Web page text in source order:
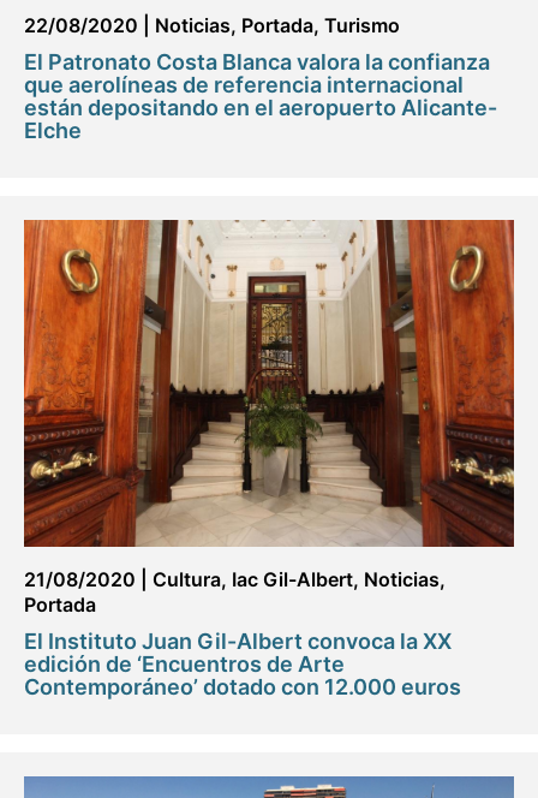
22/08/2020 Noticias, Portada, Turismo
El Patronato Costa Blanca valora la confianza
que aerolíneas de referencia internacional
están depositando en el aeropuerto Alicante-
Elche
21/08/2020 Cultura, Iac Gil-Albert, Noticias,
Portada
El Instituto Juan Gil-Albert convoca la XX
edición de ‘Encuentros de Arte
Contemporáneo’ dotado con 12.000 euros